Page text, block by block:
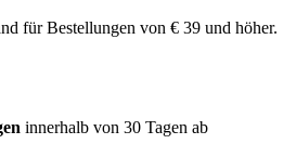
für Bestellungen von € 39 und höher.
innerhalb von 30 Tagen ab